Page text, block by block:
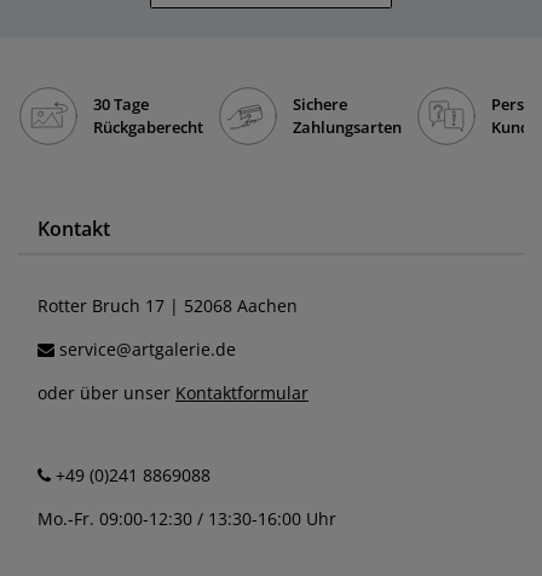
30 Tage
Rückgaberecht
Sichere
Zahlungsarten
Kontakt
Rotter Bruch 17 | 52068 Aachen
service@artgalerie.de
oder über unser Kontaktformular
+49 (0)241 8869088
Mo.-Fr. 09:00-12:30 / 13:30-16:00 Uhr